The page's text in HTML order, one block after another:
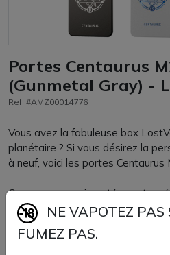
Portes Centaurus
(Gunmetal Gray) -
Ref: #AMZ00014776
Vous avez la fabuleuse box
planétaire ? Si vous désirez la
à neuf, voici les portes Centaurus
Ces panneaux aimantés sont
avec tous les coloris de la box
couleurs classiques ou plus
mods en édition limitée.
NE VAPOTEZ PAS
FUMEZ PAS.